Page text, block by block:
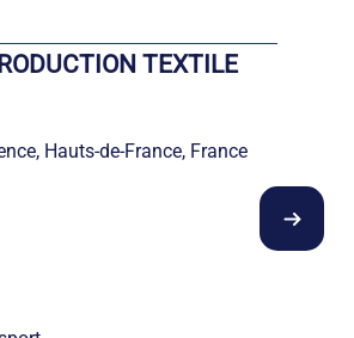
TEXTILE
Hauts-de-France, France